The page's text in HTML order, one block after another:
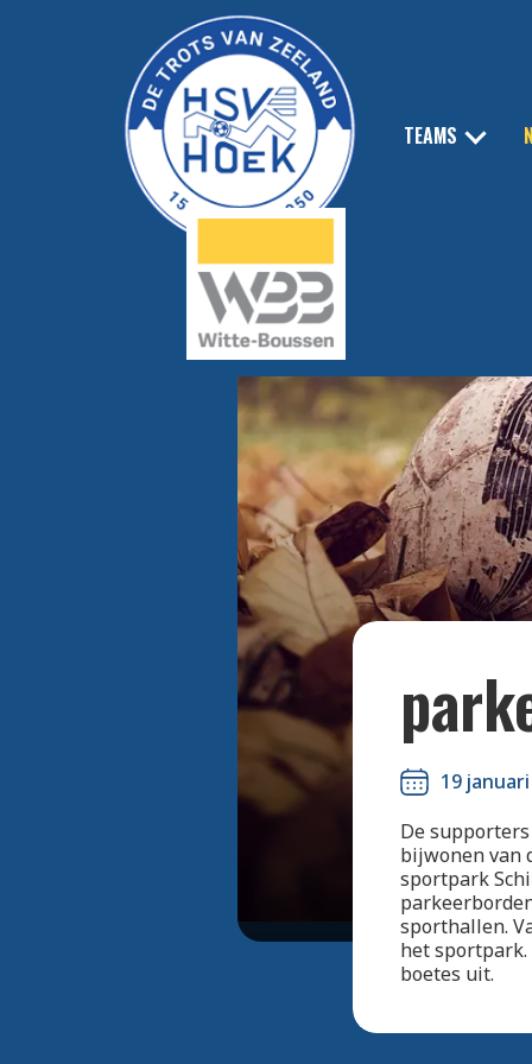
TEAMS
19
De
bijwonen van
sportpark
sporthallen.
het
boetes uit.